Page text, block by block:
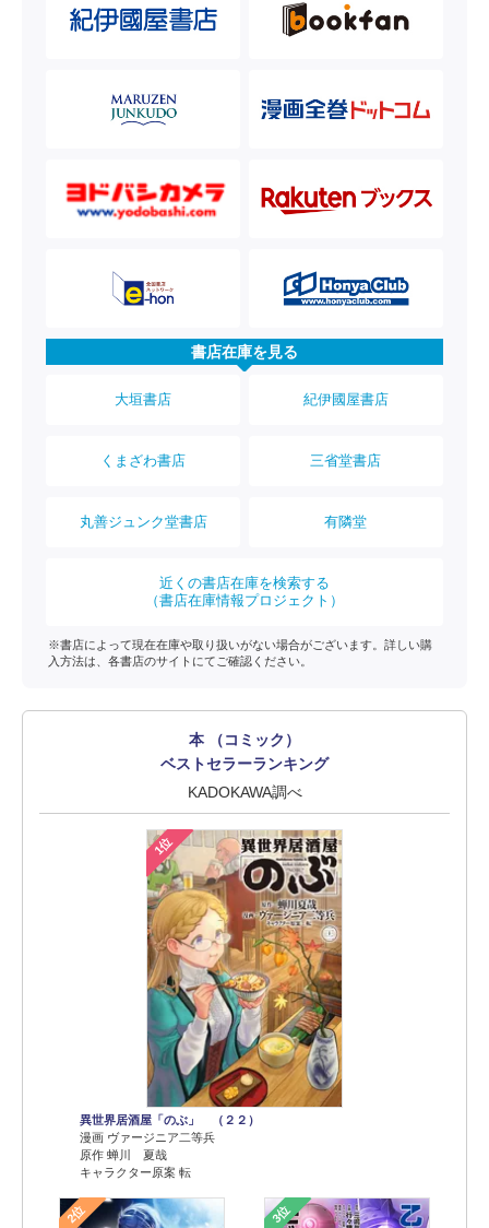
書店在庫を見る
大垣書店 紀伊國屋書店
くまざわ書店 三省堂書店
丸善ジュンク堂書店 有隣堂
近くの書店在庫を検索する
（書店在庫情報プロジェクト）
※書店によって現在在庫や取り扱いがない場合がございます。詳しい購
入方法は、各書店のサイトにてご確認ください。
本 （コミック）
ベストセラーランキング
KADOKAWA調べ
1位
異世界居酒屋「のぶ」 （２２）
漫画 ヴァージニア二等兵
原作 蝉川 夏哉
キャラクター原案 転
2位 3位